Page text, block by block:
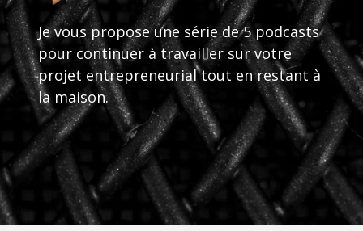
Je vous propose une série de 5 podcasts
pour continuer à travailler sur votre
projet entrepreneurial tout en restant à
la maison.